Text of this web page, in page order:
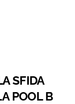
SFIDA
POOL B